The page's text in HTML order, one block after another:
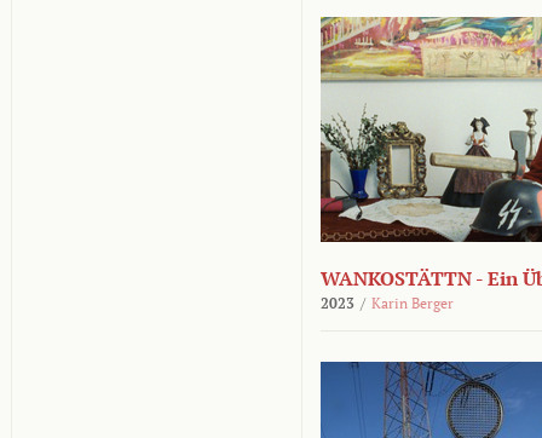
WANKOSTÄTTN - Ein
2023 / Karin Berger